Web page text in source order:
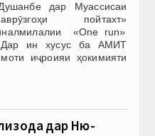
дар Муассисаи
пойтахт»
«One run»
Дар ин хусус ба АМИТ
иҷроияи ҳокимияти
дар Ню-